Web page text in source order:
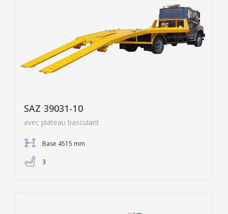
SAZ 39031-10
avec plateau basculant
Base 4515 mm
3